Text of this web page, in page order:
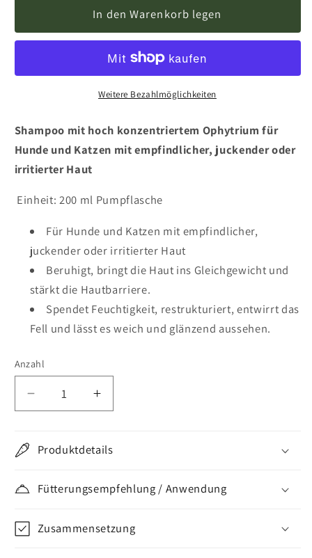
In den Warenkorb legen
Weitere Bezahlmöglichkeiten
Shampoo mit hoch konzentriertem Ophytrium für
Hunde und Katzen mit empfindlicher, juckender oder
irritierter Haut
Einheit: 200 ml Pumpflasche
Für Hunde und Katzen mit empfindlicher,
juckender oder irritierter Haut
Beruhigt, bringt die Haut ins Gleichgewicht und
stärkt die Hautbarriere.
Spendet Feuchtigkeit, restrukturiert, entwirrt das
Fell und lässt es weich und glänzend aussehen.
Anzahl
Verringere
die
für
S3
Shampoo
Erhöhe
die
für
S3
Shampoo
Produktdetails
Fütterungsempfehlung / Anwendung
Zusammensetzung